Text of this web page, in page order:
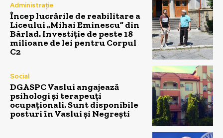
Administrație
Încep lucrările de reabilitare a
Liceului „Mihai Eminescu” din
Bârlad. Investiție de peste 18
milioane de lei pentru Corpul
C2
Social
DGASPC Vaslui angajează
psihologi și terapeuți
ocupaționali. Sunt disponibile
posturi în Vaslui și Negrești